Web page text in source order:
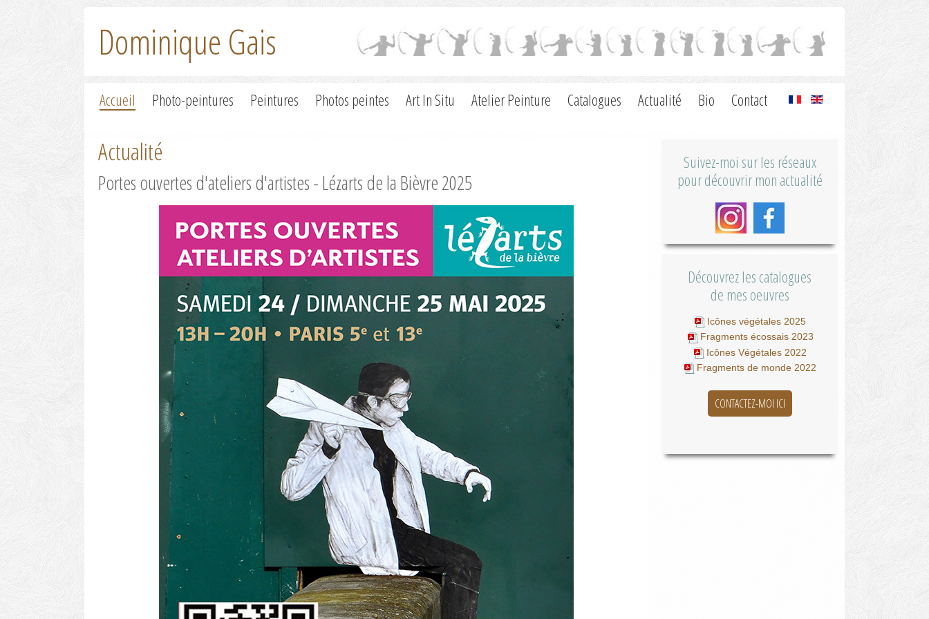
Dominique Gais
Accueil Photo-peintures Peintures Photos peintes Art In Situ Atelier Peinture Catalogues Actualité Bio Contact
Actualité
Portes ouvertes d'ateliers d'artistes - Lézarts de la Bièvre 2025
Suivez-moi sur les réseaux
pour découvrir mon actualité
Découvrez les catalogues
de mes oeuvres
Icônes végétales 2025
Fragments écossais 2023
Icônes Végétales 2022
Fragments de monde 2022
CONTACTEZ-MOI ICI